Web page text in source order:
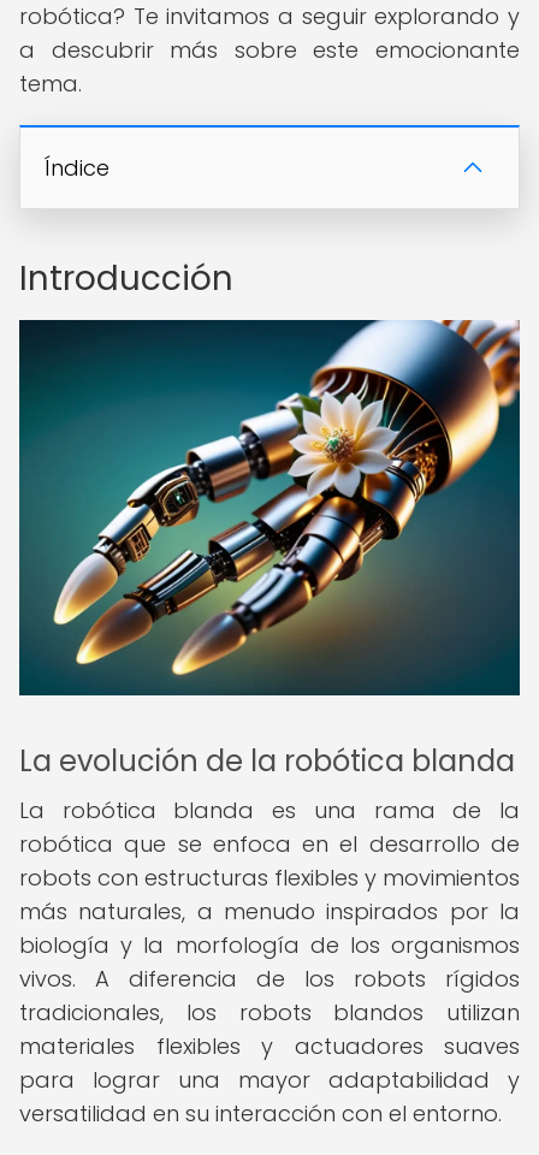
robótica? Te invitamos a seguir explorando y
a descubrir más sobre este emocionante
tema.
Índice
Introducción
La evolución de la robótica blanda
La robótica blanda es una rama de la
robótica que se enfoca en el desarrollo de
robots con estructuras flexibles y movimientos
más naturales, a menudo inspirados por la
biología y la morfología de los organismos
vivos. A diferencia de los robots rígidos
tradicionales, los robots blandos utilizan
materiales flexibles y actuadores suaves
para lograr una mayor adaptabilidad y
versatilidad en su interacción con el entorno.